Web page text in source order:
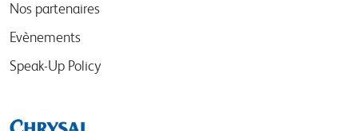
Nos partenaires
Evènements
Speak-Up Policy